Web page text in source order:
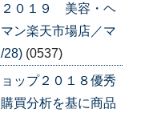
２０１９ 美容・ヘ
ン楽天市場店／マ
28) (0537)
ップ２０１８優秀
買分析を基に商品